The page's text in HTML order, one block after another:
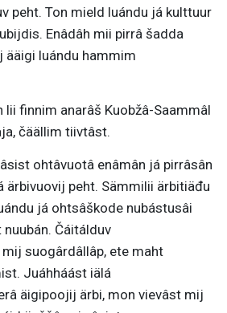
peht. Ton mield luándu já kulttuur
Enâdâh mii pirrâ šadda
luándu hammim
finnim anarâš Kuobžâ-Saammâl
čäällim tiivtâst.
ohtâvuotâ enâmân já pirrâsân
peht. Sämmilii ärbitiäđu
já ohtsâškode nubástusâi
Čáitálduv
suogârdâllâp, ete maht
Juáhháást iälá
äigipoojij ärbi, mon vievâst mij